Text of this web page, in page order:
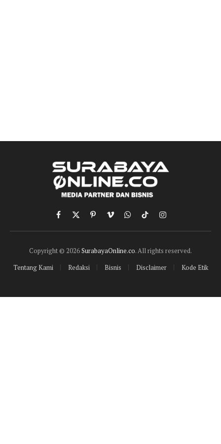
Facebook
X
(Twitter)
PinterestVimeoWhatsApp
TikTokInstagram
Copyright © 2026SurabayaOnline.co. All rights reserved.
Tentang Kami
Redaksi Bisnis Disclaimer Kode Etik